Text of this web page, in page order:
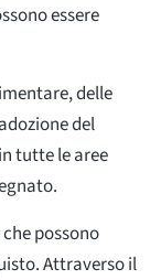
essere
delle
del
tutte le aree
possono
Attraverso il